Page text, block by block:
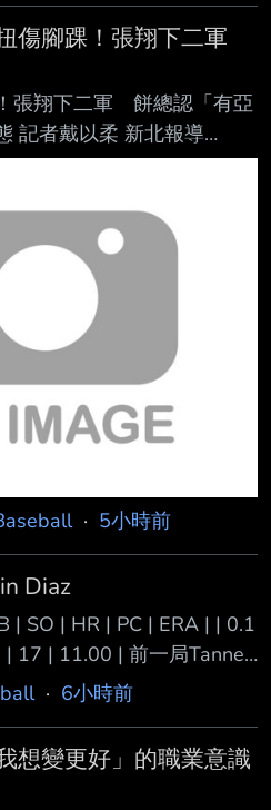
三度下二軍調整的「美美」
手教練王建民今天直言他
欲望，感覺企圖心沒有像
均本季14場先發累計4勝6
對富邦悍將先發4.2局被敲
弟總教練平野惠一希望他
傷腳踝！張翔下二軍
張翔下二軍 餅總認「有亞
記者戴以柔 新北報導
2026/08/08 17:09:13 更
執行觸擊短打的過程中 疑
總教練林岳平透露傷勢不
被降到二軍調整。 9局上獅
擊短打的過程中，疑似扭傷
應該不是很O K」形容，8
情，「應該中等，不是很嚴
是可以忍 受的強度啦，但
· 5小時前
Diaz
| SO | HR | PC | ERA | | 0.1
17 | 11.00 | 前一局Tanner
後一局領先一分 Diaz一上
--
· 6小時前
想變更好」的職業意識